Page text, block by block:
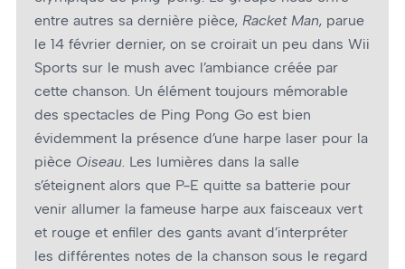
entre autres sa dernière pièce, Racket Man, parue
le 14 février dernier, on se croirait un peu dans Wii
Sports sur le mush avec l’ambiance créée par
cette chanson. Un élément toujours mémorable
des spectacles de Ping Pong Go est bien
évidemment la présence d’une harpe laser pour la
pièce Oiseau . Les lumières dans la salle
s’éteignent alors que P-E quitte sa batterie pour
venir allumer la fameuse harpe aux faisceaux vert
et rouge et enfiler des gants avant d’interpréter
les différentes notes de la chanson sous le regard